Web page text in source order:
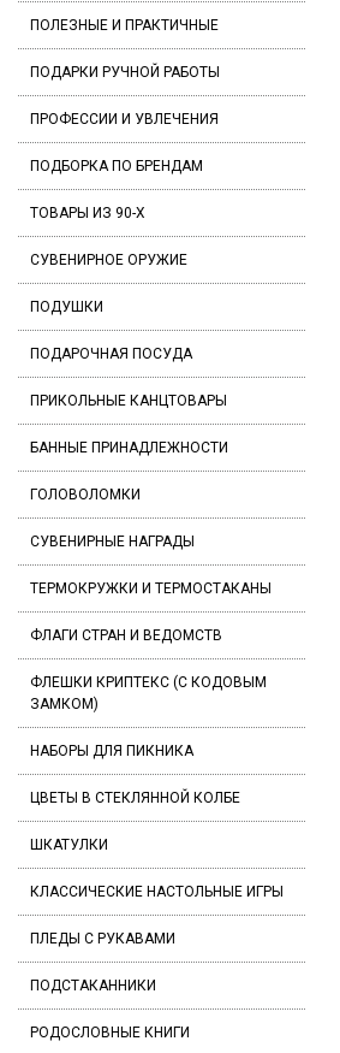
ПОЛЕЗНЫЕ И ПРАКТИЧНЫЕ
ПОДАРКИ РУЧНОЙ РАБОТЫ
ПРОФЕССИИ И УВЛЕЧЕНИЯ
ПОДБОРКА ПО БРЕНДАМ
ТОВАРЫ ИЗ 90-Х
СУВЕНИРНОЕ ОРУЖИЕ
ПОДУШКИ
ПОДАРОЧНАЯ ПОСУДА
ПРИКОЛЬНЫЕ КАНЦТОВАРЫ
БАННЫЕ ПРИНАДЛЕЖНОСТИ
ГОЛОВОЛОМКИ
СУВЕНИРНЫЕ НАГРАДЫ
ТЕРМОКРУЖКИ И ТЕРМОСТАКАНЫ
ФЛАГИ СТРАН И ВЕДОМСТВ
ФЛЕШКИ КРИПТЕКС (С КОДОВЫМ
ЗАМКОМ)
НАБОРЫ ДЛЯ ПИКНИКА
ЦВЕТЫ В СТЕКЛЯННОЙ КОЛБЕ
ШКАТУЛКИ
КЛАССИЧЕСКИЕ НАСТОЛЬНЫЕ ИГРЫ
ПЛЕДЫ С РУКАВАМИ
ПОДСТАКАННИКИ
РОДОСЛОВНЫЕ КНИГИ